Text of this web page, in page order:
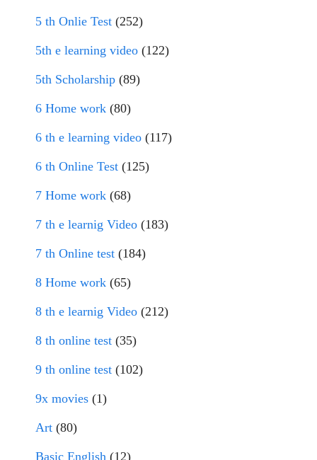
5 th Onlie Test (252)
5th e learning video (122)
5th Scholarship (89)
6 Home work (80)
6 th e learning video (117)
6 th Online Test (125)
7 Home work (68)
7 th e learnig Video (183)
7 th Online test (184)
8 Home work (65)
8 th e learnig Video (212)
8 th online test (35)
9 th online test (102)
9x movies (1)
Art (80)
Basic English (12)